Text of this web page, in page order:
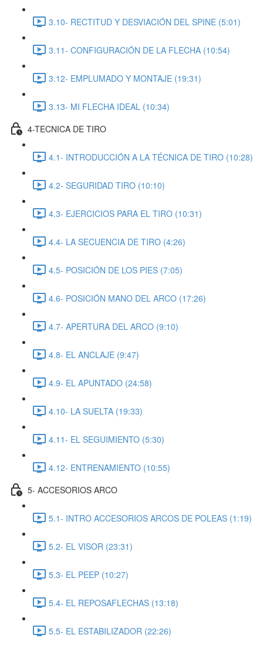
3.10- RECTITUD Y DESVIACIÓN DEL SPINE (5:01)
3.11- CONFIGURACIÓN DE LA FLECHA (10:54)
3.12- EMPLUMADO Y MONTAJE (19:31)
3.13- MI FLECHA IDEAL (10:34)
4-TECNICA DE TIRO
4.1- INTRODUCCIÓN A LA TÉCNICA DE TIRO (10:28)
4.2- SEGURIDAD TIRO (10:10)
4.3- EJERCICIOS PARA EL TIRO (10:31)
4.4- LA SECUENCIA DE TIRO (4:26)
4.5- POSICIÓN DE LOS PIES (7:05)
4.6- POSICIÓN MANO DEL ARCO (17:26)
4.7- APERTURA DEL ARCO (9:10)
4.8- EL ANCLAJE (9:47)
4.9- EL APUNTADO (24:58)
4.10- LA SUELTA (19:33)
4.11- EL SEGUIMIENTO (5:30)
4.12- ENTRENAMIENTO (10:55)
5- ACCESORIOS ARCO
5.1- INTRO ACCESORIOS ARCOS DE POLEAS (1:19)
5.2- EL VISOR (23:31)
5.3- EL PEEP (10:27)
5.4- EL REPOSAFLECHAS (13:18)
5.5- EL ESTABILIZADOR (22:26)